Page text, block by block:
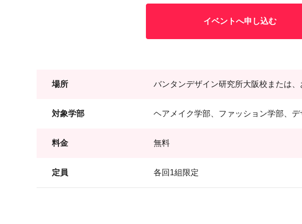
イベントへ申し込む
場所 バンタンデザイン研究所大阪校または
対象学部 ヘアメイク学部、ファッション学部、
料金 無料
定員 各回1組限定